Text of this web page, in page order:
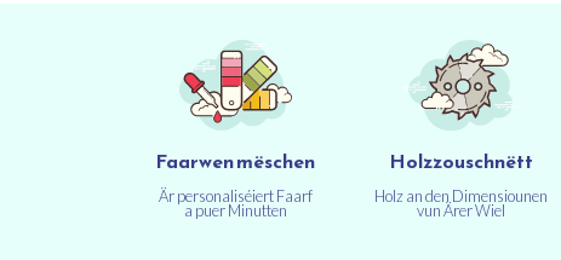
Faarwen mëschen
Är personaliséiert Faarf
a puer Minutten
Holzzouschnëtt
Holz an den Dimensiounen
vun Ärer Wiel